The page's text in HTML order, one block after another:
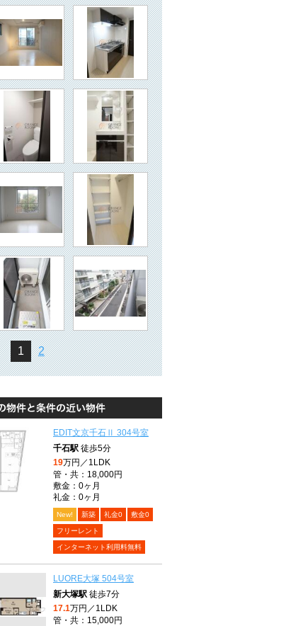
1 2
EDIT文京千石Ⅱ 304号室
千石駅 徒歩5分
19万円／1LDK
管・共：18,000円
敷金：0ヶ月
礼金：0ヶ月
New! 新築 礼金0 敷金0
フリーレント
インターネット利用料無料
LUORE大塚 504号室
新大塚駅 徒歩7分
17.1万円／1LDK
管・共：15,000円